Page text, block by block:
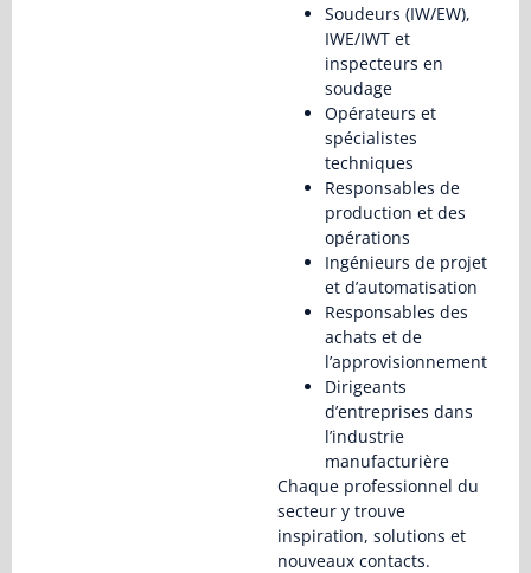
Soudeurs (IW/EW),
IWE/IWT et
inspecteurs en
soudage
Opérateurs et
spécialistes
techniques
Responsables de
production et des
opérations
Ingénieurs de projet
et d’automatisation
Responsables des
achats et de
l’approvisionnement
Dirigeants
d’entreprises dans
l’industrie
manufacturière
Chaque professionnel du
secteur y trouve
inspiration, solutions et
nouveaux contacts.